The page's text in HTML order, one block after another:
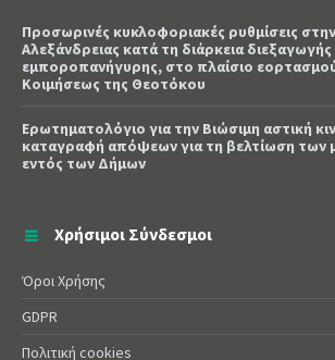
Προσωρινές κυκλοφοριακές ρυθμίσεις
Αλεξάνδρειας κατά τη διάρκεια διεξαγωγής
εμποροπανήγυρης, στο πλαίσιο
Κοιμήσεως της Θεοτόκου
Ερωτηματολόγιο για την Βιώσιμη αστική
καταγραφή απόψεων για τη βελτίωση των
εντός των Δήμων
Χρήσιμοι Σύνδεσμοι
Όροι Χρήσης
GDPR
Πολιτική cookies